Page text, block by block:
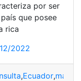
Ecuador
por ser
que posee
rica
2022
,Ecuador,mapa